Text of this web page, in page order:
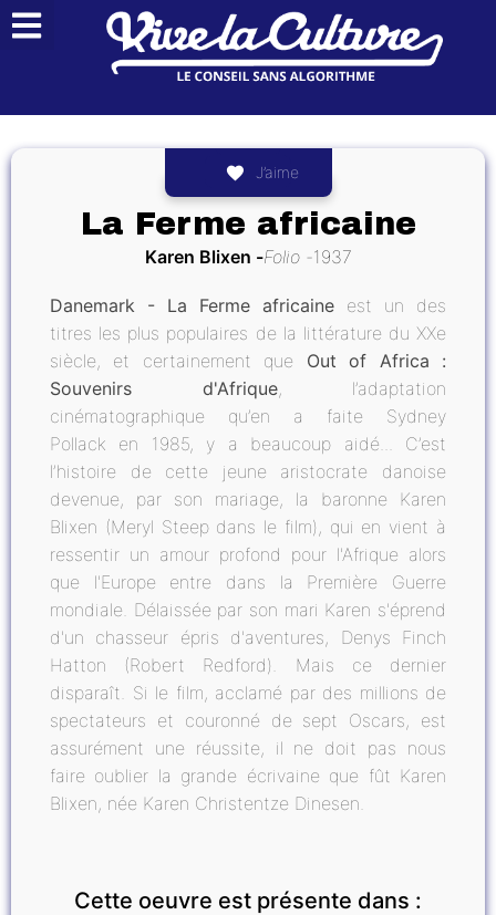
J’aime
La Ferme africaine
Karen Blixen Folio 1937
Danemark - La Ferme africaine est un des
titres les plus populaires de la littérature du XXe
siècle, et certainement que Out of Africa :
Souvenirs d'Afrique, l’adaptation
cinématographique qu’en a faite Sydney
Pollack en 1985, y a beaucoup aidé... C’est
l’histoire de cette ​​jeune aristocrate danoise
devenue, par son mariage, la baronne Karen
Blixen (Meryl Steep dans le film), qui en vient à
ressentir un amour profond pour l'Afrique alors
que l'Europe entre dans la Première Guerre
mondiale. Délaissée par son mari Karen s'éprend
d'un chasseur épris d'aventures, Denys Finch
Hatton (Robert Redford). Mais ce dernier
disparaît. Si le film, acclamé par des millions de
spectateurs et couronné de sept Oscars, est
assurément une réussite, il ne doit pas nous
faire oublier la grande écrivaine que fût Karen
Blixen, née Karen Christentze Dinesen.
Cette oeuvre est présente dans :